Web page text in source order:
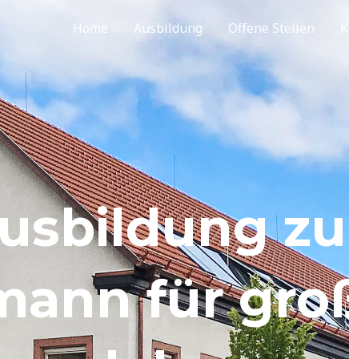
Home Ausbildung Offene Stellen
für